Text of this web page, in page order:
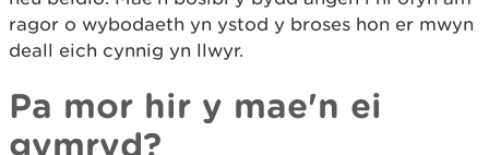
ragor o wybodaeth yn ystod y broses hon er mwyn
deall eich cynnig yn llwyr.
Pa mor hir y mae'n ei
gymryd?